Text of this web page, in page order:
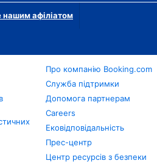
нашим афіліатом
Про компанію Booking.com
Служба підтримки
Допомога партнерам
Careers
Ековідповідальність
Прес-центр
Центр ресурсів з безпеки